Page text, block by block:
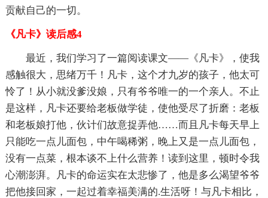
贡献自己的一切。
《凡卡》读后感4
最近，我们学习了一篇阅读课文——《凡卡》，使我
感触很大，思绪万千！凡卡，这个才九岁的孩子，他太可
怜了！从小就没爹没娘，只有爷爷唯一的一个亲人。不止
是这样，凡卡还要给老板做学徒，使他受尽了折磨：老板
和老板娘打他，伙计们故意捉弄他……而且凡卡每天早上
只能吃一点儿面包，中午喝稀粥，晚上又是一点儿面包，
没有一点菜，根本谈不上什么营养！读到这里，顿时令我
心潮澎湃。凡卡的命运实在太悲惨了，他是多么渴望爷爷
把他接回家，一起过着幸福美满的.生活呀！与凡卡相比，